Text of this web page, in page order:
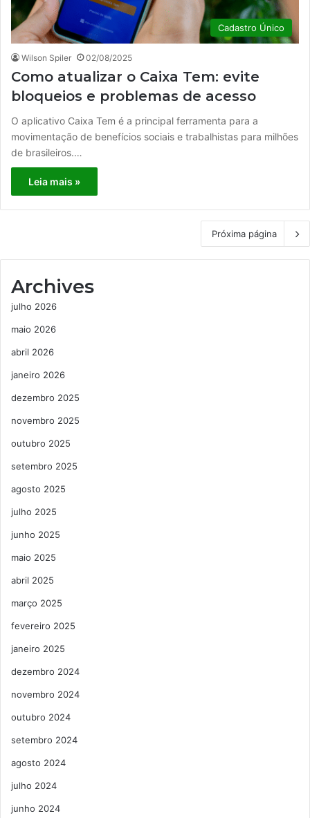
Cadastro Único
Wilson Spiler 02/08/2025
Como atualizar o Caixa Tem: evite
bloqueios e problemas de acesso
O aplicativo Caixa Tem é a principal ferramenta para a
movimentação de benefícios sociais e trabalhistas para milhões
de brasileiros.…
Leia mais »
Próxima página
Archives
julho 2026
maio 2026
abril 2026
janeiro 2026
dezembro 2025
novembro 2025
outubro 2025
setembro 2025
agosto 2025
julho 2025
junho 2025
maio 2025
abril 2025
março 2025
fevereiro 2025
janeiro 2025
dezembro 2024
novembro 2024
outubro 2024
setembro 2024
agosto 2024
julho 2024
junho 2024